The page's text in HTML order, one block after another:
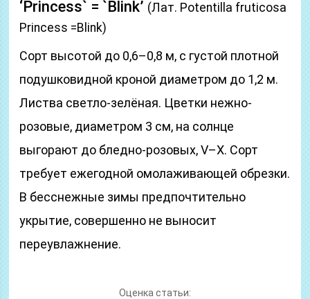
‘Princess` = `Blink’ (Лат. Potentilla fruticosa
Princess =Blink)
Сорт высотой до 0,6–0,8 м, с густой плотной
подушковидной кроной диаметром до 1,2 м.
Листва светло-зелёная. Цветки нежно-
розовые, диаметром 3 см, на солнце
выгорают до бледно-розовых, V–Х. Сорт
требует ежегодной омолаживающей обрезки.
В бесснежные зимы предпочтительно
укрытие, совершенно не выносит
переувлажнение.
Оценка статьи: